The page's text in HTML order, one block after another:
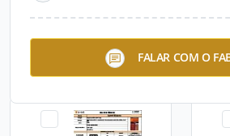
FALAR COM O
Resina Acrílica Base Água